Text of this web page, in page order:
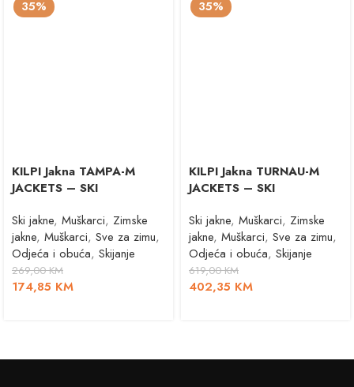
35%
KILPI Jakna TAMPA-M
JACKETS – SKI
Ski jakne, Muškarci, Zimske
jakne, Muškarci, Sve za zimu,
Odjeća i obuća, Skijanje
269,00KM
174,85 KM
35%
KILPI Jakna TURNAU-M
JACKETS – SKI
Ski jakne, Muškarci, Zimske
jakne, Muškarci, Sve za zimu,
Odjeća i obuća, Skijanje
619,00KM
402,35 KM